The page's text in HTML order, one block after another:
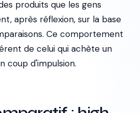
produits que les gens
après réflexion, sur la base
Ce comportement
de celui qui achète un
coup d'impulsion.